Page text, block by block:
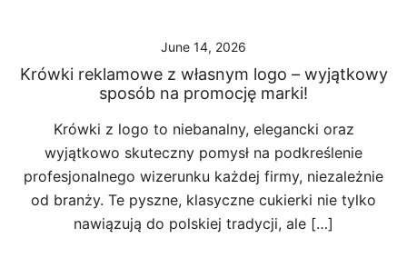
June 14, 2026
Krówki reklamowe z własnym logo – wyjątkowy
sposób na promocję marki!
Krówki z logo to niebanalny, elegancki oraz
wyjątkowo skuteczny pomysł na podkreślenie
profesjonalnego wizerunku każdej firmy, niezależnie
od branży. Te pyszne, klasyczne cukierki nie tylko
nawiązują do polskiej tradycji, ale […]